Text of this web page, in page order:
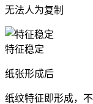
无法人为复制
特征稳定
纸张形成后
纸纹特征即形成，